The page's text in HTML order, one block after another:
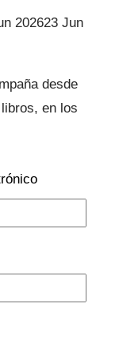
202623 Jun
desde
en los
nos…